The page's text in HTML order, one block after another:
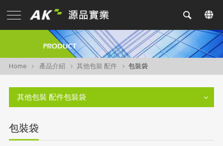
Home 產品介紹 其他包裝 配件 包裝袋
其他包裝 配件包裝袋
包裝袋